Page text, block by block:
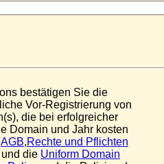
bestätigen Sie die
Vor-Registrierung von
die bei erfolgreicher
Domain und Jahr kosten
AGB,Rechte und Pflichten
und die Uniform Domain